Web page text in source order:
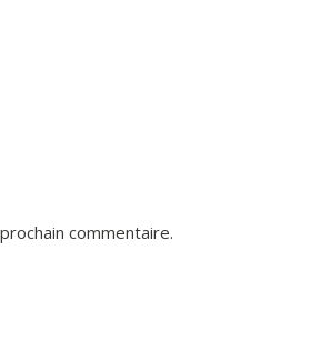
commentaire.